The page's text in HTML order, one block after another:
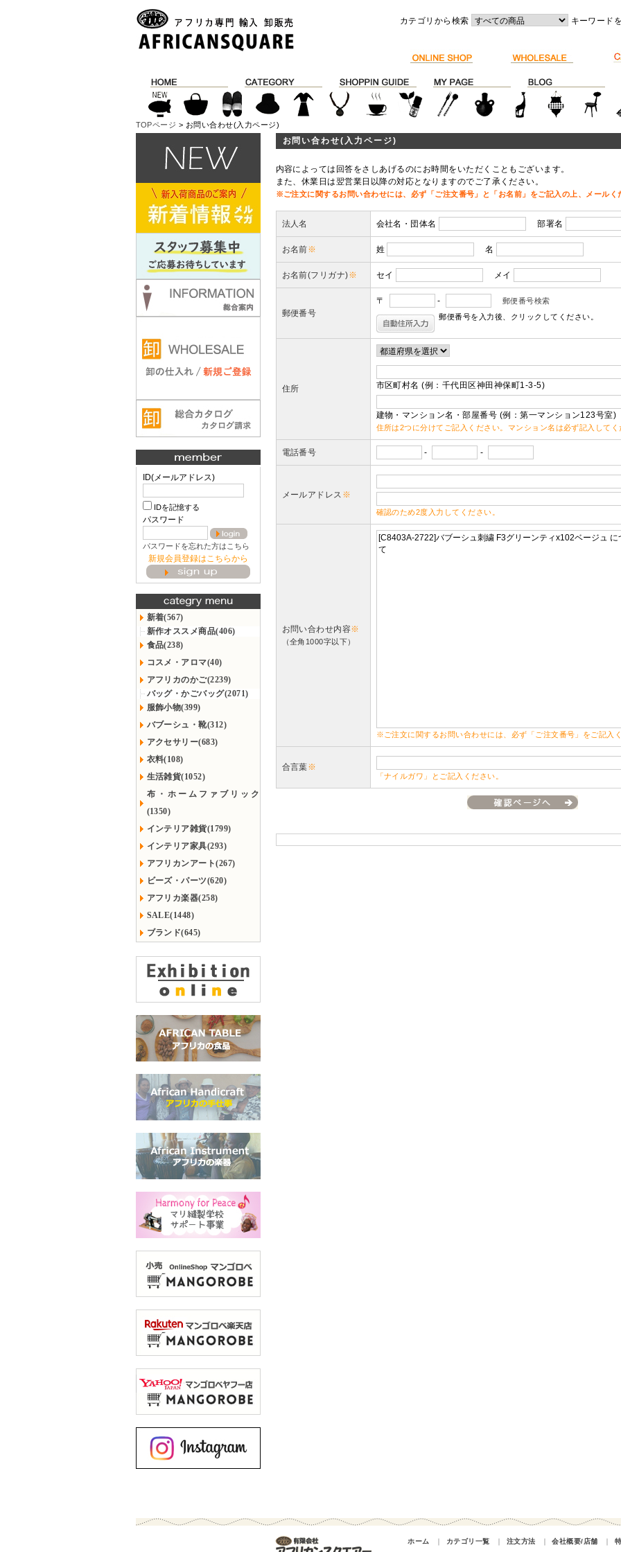
カテゴリから検索 キーワード
TOPページ > お問い合わせ(入力ページ)
ID(メールアドレス)
IDを記憶する
パスワード
パスワードを忘れた方はこちら
新規会員登録はこちらから
新着(567)
新作オススメ商品(406)
食品(238)
コスメ・アロマ(40)
アフリカのかご(2239)
バッグ・かごバッグ(2071)
服飾小物(399)
バブーシュ・靴(312)
アクセサリー(683)
衣料(108)
生活雑貨(1052)
布・ホームファブリック
(1350)
インテリア雑貨(1799)
インテリア家具(293)
アフリカンアート(267)
ビーズ・パーツ(620)
アフリカ楽器(258)
SALE(1448)
ブランド(645)
お問い合わせ(入力ページ)
内容によっては回答をさしあげるのにお時間をいただくこともございます。
また、休業日は翌営業日以降の対応となりますのでご了承ください。
※ご注文に関するお問い合わせには、必ず「ご注文番号」と「お名前」をご記入の上、メール
法人名 会社名・団体名 部署名
お名前※ 姓 名
お名前(フリガナ)※ セイ メイ
郵便番号
〒 -
郵便番号検索
郵便番号を入力後、クリックしてください。
住所 市区町村名 (例：千代田区神田神保町1-3-5)
建物・マンション名・部屋番号 (例：第一マンション123号室)
住所は2つに分けてご記入ください。マンション名は必ず記入してく
電話番号 - -
メールアドレス ※
確認のため2度入力してください。
お問い合わせ内容※
（全角1000字以下）
※ご注文に関するお問い合わせには、必ず「ご注文番号」をご記入
合言葉※
「ナイルガワ」とご記入ください。
ホーム ｜ カテゴリ一覧 ｜ 注文方法 ｜ 会社概要/店舗 ｜